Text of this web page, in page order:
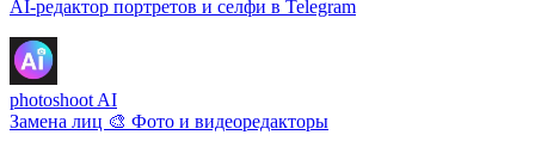
AI-редактор портретов и селфи в Telegram
photoshoot AI
Замена лиц 🎨 Фото и видеоредакторы